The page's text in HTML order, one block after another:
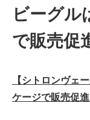
ビーグル
で販売促
【シトロンヴェ
ケージで販売促